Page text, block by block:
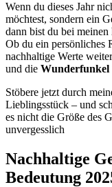
Wenn du dieses Jahr
möchtest, sondern ein
dann bist du bei
Ob du ein persönliches
nachhaltige Werte
und die Wunderfunkel
Stöbere jetzt durch
Lieblingsstück – und
es nicht die Größe des
unvergesslich
Nachhaltige
Bedeutung